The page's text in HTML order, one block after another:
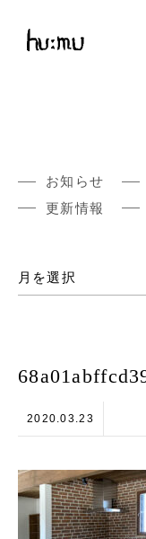
お知らせ
更新情報
2020.03.23